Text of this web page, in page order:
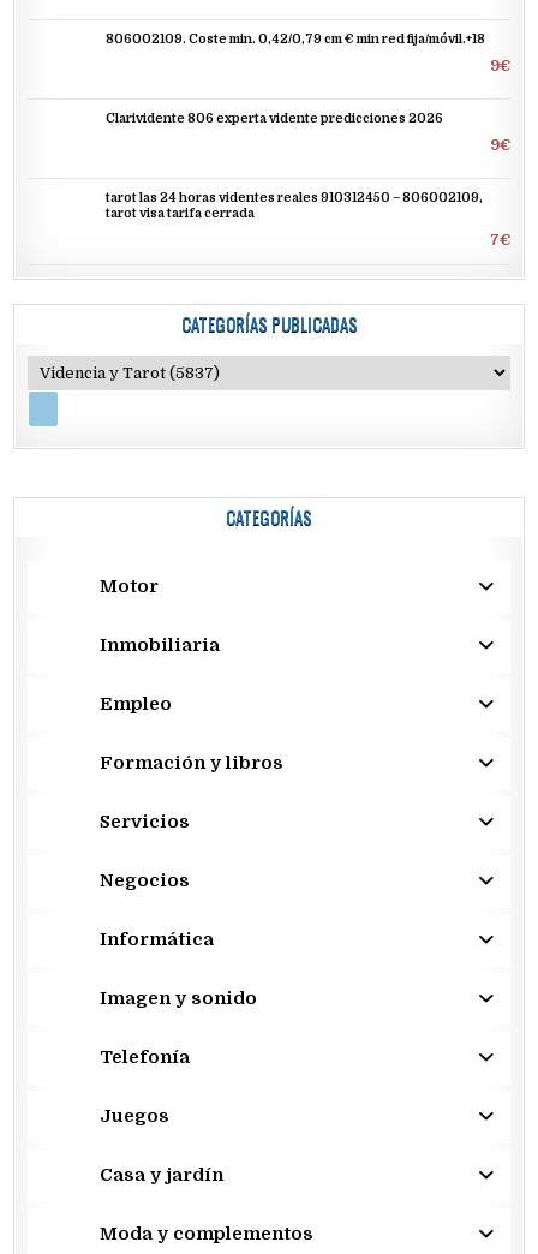
806002109. Coste min. 0,42/0,79 cm € min red fija/móvil.+18
9€
Clarividente 806 experta vidente predicciones 2026
9€
tarot las 24 horas videntes reales 910312450 – 806002109,
tarot visa tarifa cerrada
7€
CATEGORÍAS PUBLICADAS
CATEGORÍAS
Motor
Inmobiliaria
Empleo
Formación y libros
Servicios
Negocios
Informática
Imagen y sonido
Telefonía
Juegos
Casa y jardín
Moda y complementos